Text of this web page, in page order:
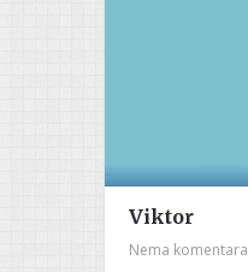
Viktor
Nema komentara